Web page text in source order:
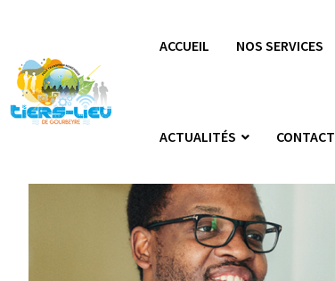
ACCUEIL NOS SERVICES
ACTUALITÉS CONTACT